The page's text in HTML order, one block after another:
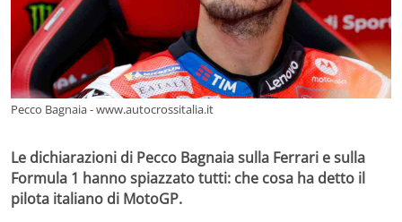
Pecco Bagnaia - www.autocrossitalia.it
Le dichiarazioni di Pecco Bagnaia sulla Ferrari e sulla
Formula 1 hanno spiazzato tutti: che cosa ha detto il
pilota italiano di MotoGP.